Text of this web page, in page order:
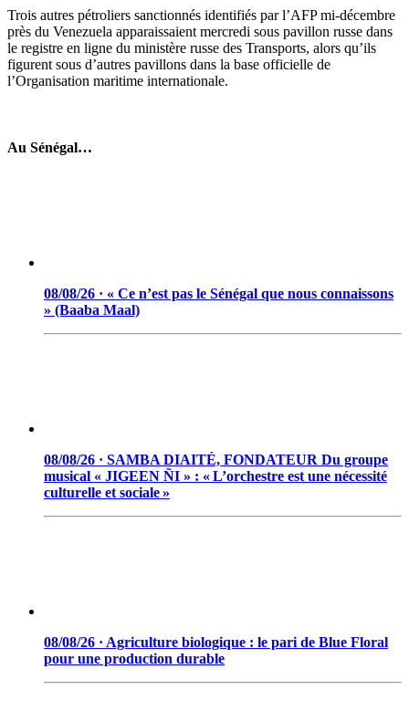
Trois autres pétroliers sanctionnés identifiés par l’AFP mi-décembre
près du Venezuela apparaissaient mercredi sous pavillon russe dans
le registre en ligne du ministère russe des Transports, alors qu’ils
figurent sous d’autres pavillons dans la base officielle de
l’Organisation maritime internationale.
Au Sénégal…
08/08/26 · « Ce n’est pas le Sénégal que nous connaissons
» (Baaba Maal)
08/08/26 · SAMBA DIAITÉ, FONDATEUR Du groupe
musical « JIGEEN ÑI » : « L’orchestre est une nécessité
culturelle et sociale »
08/08/26 · Agriculture biologique : le pari de Blue Floral
pour une production durable